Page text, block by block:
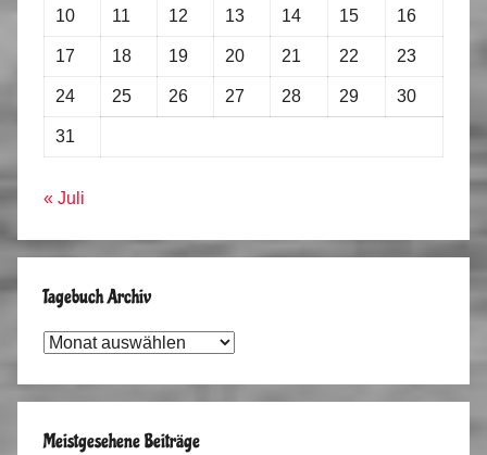
10 11 12 13 14 15 16
17 18 19 20 21 22 23
24 25 26 27 28 29 30
31
« Juli
Tagebuch Archiv
Tagebuch
Meistgesehene Beiträge